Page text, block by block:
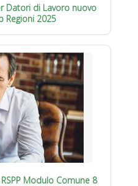
Datori di Lavoro nuovo
Regioni 2025
Modulo Comune 8